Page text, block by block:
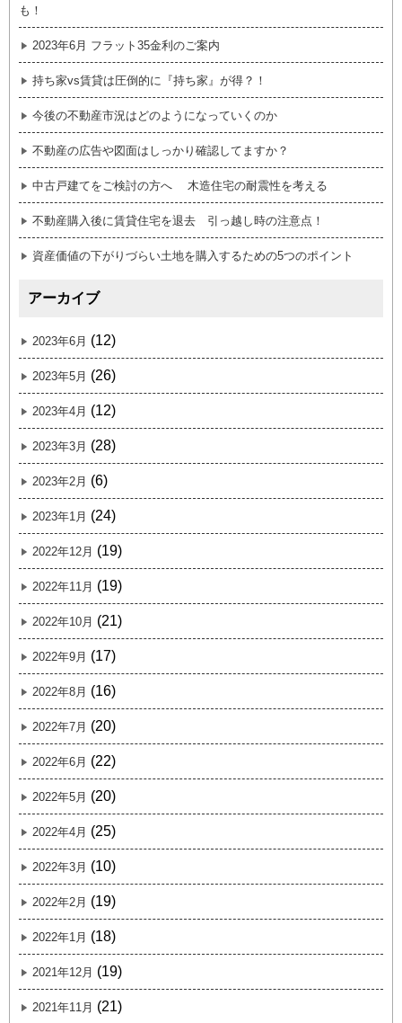
も！
2023年6月 フラット35金利のご案内
持ち家vs賃貸は圧倒的に『持ち家』が得？！
今後の不動産市況はどのようになっていくのか
不動産の広告や図面はしっかり確認してますか？
中古戸建てをご検討の方へ 木造住宅の耐震性を考える
不動産購入後に賃貸住宅を退去 引っ越し時の注意点！
資産価値の下がりづらい土地を購入するための5つのポイント
アーカイブ
2023年6月 (12)
2023年5月 (26)
2023年4月 (12)
2023年3月 (28)
2023年2月 (6)
2023年1月 (24)
2022年12月 (19)
2022年11月 (19)
2022年10月 (21)
2022年9月 (17)
2022年8月 (16)
2022年7月 (20)
2022年6月 (22)
2022年5月 (20)
2022年4月 (25)
2022年3月 (10)
2022年2月 (19)
2022年1月 (18)
2021年12月 (19)
2021年11月 (21)